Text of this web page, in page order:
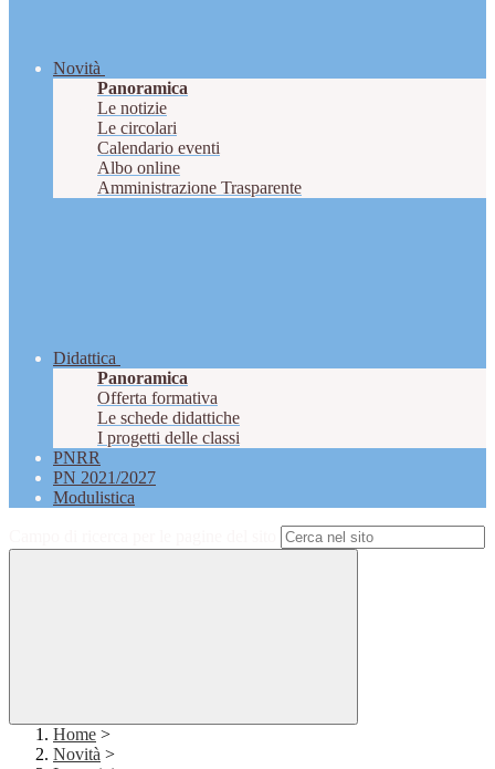
Novità
Panoramica
Le notizie
Le circolari
Calendario eventi
Albo online
Amministrazione Trasparente
Didattica
Panoramica
Offerta formativa
Le schede didattiche
I progetti delle classi
PNRR
PN 2021/2027
Modulistica
Home >
Novità >